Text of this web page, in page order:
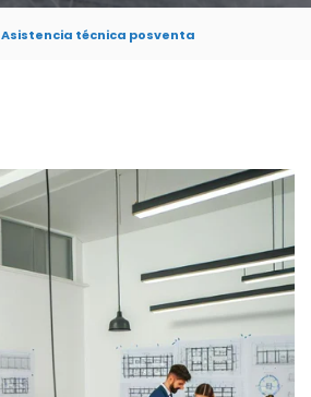
Asistencia técnica posventa